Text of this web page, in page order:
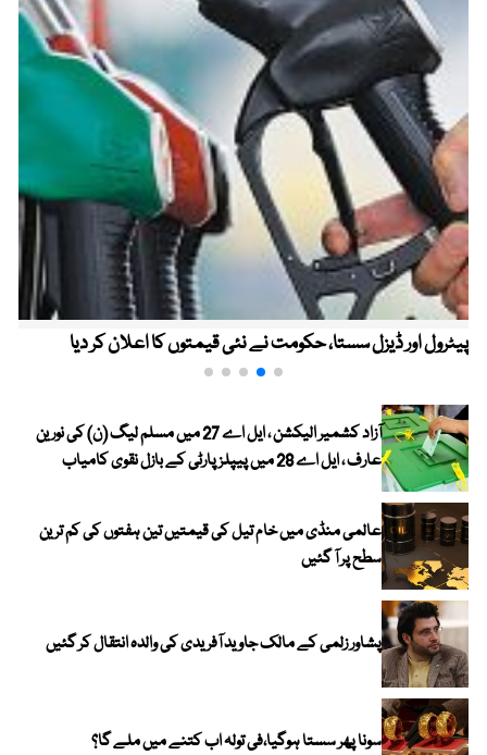
پیٹرول اور ڈیزل سستا، حکومت نے نئی قیمتوں کا اعلان کر دیا
آزاد کشمیر الیکشن ، ایل اے 27 میں مسلم لیگ (ن) کی نورین
عارف ، ایل اے 28 میں پیپلز پارٹی کے بازل نقوی کامیاب
عالمی منڈی میں خام تیل کی قیمتیں تین ہفتوں کی کم ترین
سطح پر آ گئیں
پشاور زلمی کے مالک جاوید آفریدی کی والدہ انتقال کر گئیں
سونا پھر سستا ہوگیا،فی تولہ اب کتنے میں ملے گا؟